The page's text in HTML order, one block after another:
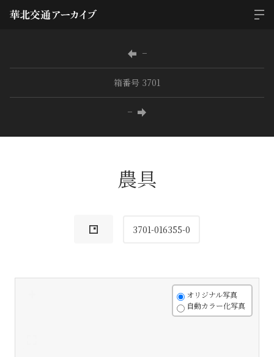
−
箱番号 3701
−
農具
3701-016355-0
オリジナル写真
自動カラー化写真